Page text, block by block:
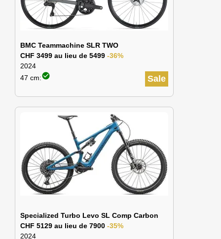
BMC Teammachine SLR TWO
CHF 3499 au lieu de 5499 -36%
2024
Sale
47 cm:check_circle
Specialized Turbo Levo SL Comp Carbon
CHF 5129 au lieu de 7900 -35%
2024